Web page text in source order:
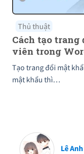
Thủ thuật
Cách tạo
viên trong
Tạo trang đổi mật
mật khẩu thì…
Lê